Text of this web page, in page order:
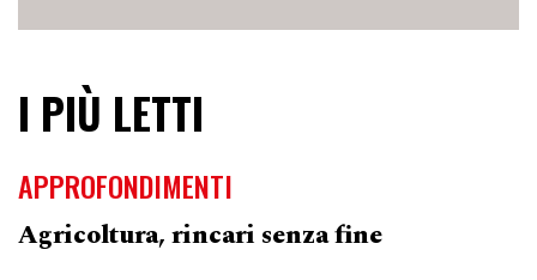
I PIÙ LETTI
APPROFONDIMENTI
Agricoltura, rincari senza fine